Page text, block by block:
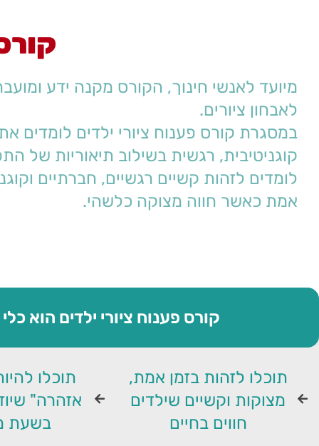
לאבחון ציורים.
במסגרת קורס פענוח ציורי ילדים
קוגניטיבית, רגשית בשילוב תיאוריות של
אמת כאשר חווה מצוקה כלשהי.
קורס פענוח ציורי ילדים הוא כלי
תוכלו לזהות בזמן אמת,
מצוקות וקשיים שילדים
חווים בחיים
תוכלו
אזהרה"
בשעת